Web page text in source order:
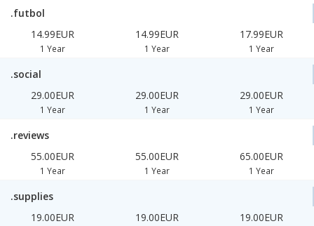
.futbol
14.99EUR
1 Year
14.99EUR
1 Year
17.99EUR
1 Year
.social
29.00EUR
1 Year
29.00EUR
1 Year
29.00EUR
1 Year
.reviews
55.00EUR
1 Year
55.00EUR
1 Year
65.00EUR
1 Year
.supplies
19.00EUR
19.00EUR 19.00EUR